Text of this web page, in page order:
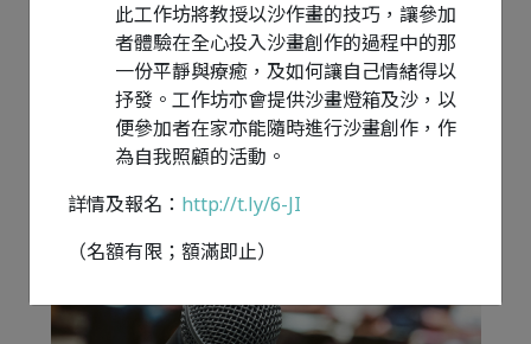
June 29, 2023 16:30
「創變力量・幸福校園」研討會 A5
此工作坊將教授以沙作畫的技巧，讓參加
者體驗在全心投入沙畫創作的過程中的那
一份平靜與療癒，及如何讓自己情緒得以
抒發。工作坊亦會提供沙畫燈箱及沙，以
便參加者在家亦能隨時進行沙畫創作，作
為自我照顧的活動。
詳情及報名： http://t.ly/6-JI
（名額有限；額滿即止）